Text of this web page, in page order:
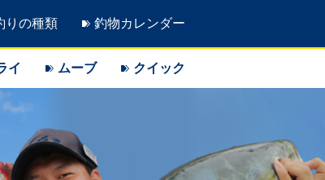
りの種類 釣物カレンダー
イ ムーブ クイック